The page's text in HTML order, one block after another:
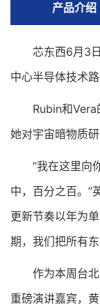
产品介绍
芯东西6月3日
中心半导体技术
Rubin和Vera的
她对宇宙暗物质
“我在这里向你
中，百分之百。”
更新节奏以年为
期，我们把所有东
作为本周台北
重磅演讲嘉宾，